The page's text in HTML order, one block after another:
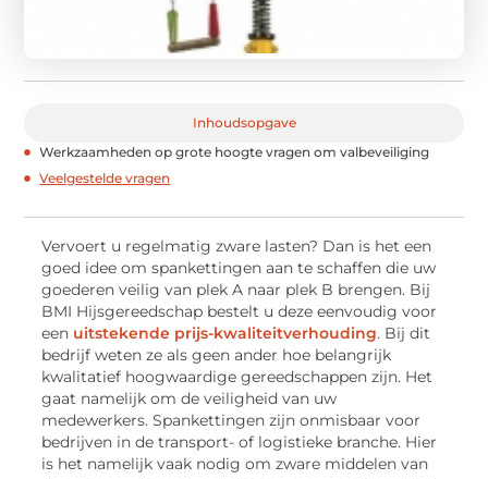
Inhoudsopgave
Werkzaamheden op grote hoogte vragen om valbeveiliging
Veelgestelde vragen
Vervoert u regelmatig zware lasten? Dan is het een
goed idee om spankettingen aan te schaffen die uw
goederen veilig van plek A naar plek B brengen. Bij
BMI Hijsgereedschap bestelt u deze eenvoudig voor
een uitstekende prijs-kwaliteitverhouding. Bij dit
bedrijf weten ze als geen ander hoe belangrijk
kwalitatief hoogwaardige gereedschappen zijn. Het
gaat namelijk om de veiligheid van uw
medewerkers. Spankettingen zijn onmisbaar voor
bedrijven in de transport- of logistieke branche. Hier
is het namelijk vaak nodig om zware middelen van